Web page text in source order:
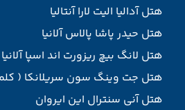
هتل آدالیا الیت لارا آنتالیا
هتل حیدر پاشا پالاس آلانیا
هتل لانگ بیچ ریزورت اند اسپا آلانیا
هتل جت وینگ سون سریلانکا (
هتل آنی سنترال این ایروان